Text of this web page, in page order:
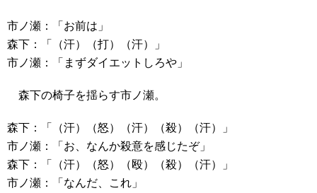
市ノ瀬：「お前は」
森下：「（汗）（打）（汗）」
市ノ瀬：「まずダイエットしろや」
森下の椅子を揺らす市ノ瀬。
森下：「（汗）（怒）（汗）（殺）（汗）」
市ノ瀬：「お、なんか殺意を感じたぞ」
森下：「（汗）（怒）（殴）（殺）（汗）」
市ノ瀬：「なんだ、これ」